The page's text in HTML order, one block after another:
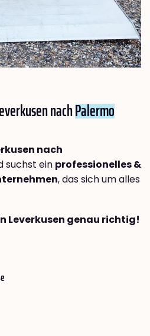
nachPalermo
nach
suchst ein professionelles &
, das sich um alles
Leverkusen genau richtig!